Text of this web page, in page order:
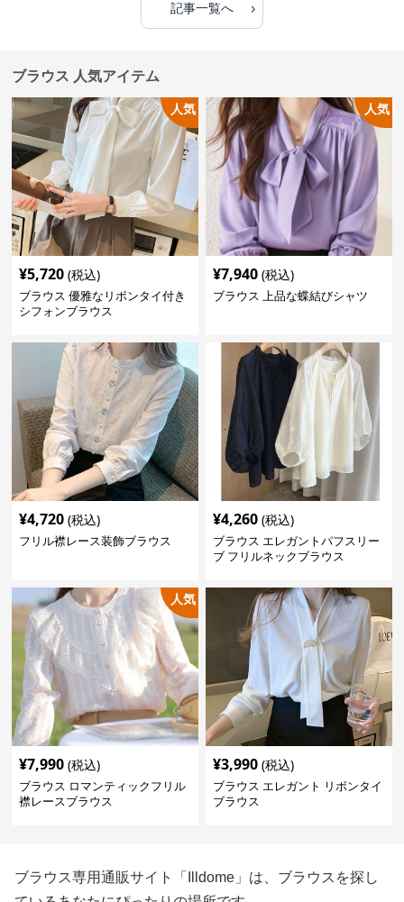
記事一覧へ ›
ブラウス 人気アイテム
人気
¥5,720 (税込)
ブラウス 優雅なリボンタイ付き
シフォンブラウス
人気
¥7,940 (税込)
ブラウス 上品な蝶結びシャツ
¥4,720 (税込)
フリル襟レース装飾ブラウス
¥4,260 (税込)
ブラウス エレガントパフスリー
ブ フリルネックブラウス
人気
¥7,990 (税込)
ブラウス ロマンティックフリル
襟レースブラウス
¥3,990 (税込)
ブラウス エレガント リボンタイ
ブラウス
ブラウス専用通販サイト「Illdome」は、ブラウスを探し